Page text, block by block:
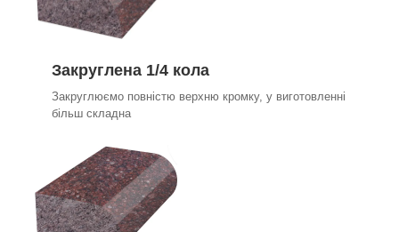
Закруглена 1/4 кола
Закруглюємо повністю верхню кромку, у виготовленні
більш складна